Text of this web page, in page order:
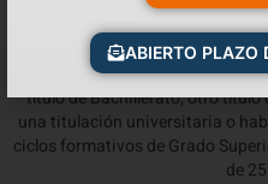
Para acceder a tuGrado
Enseñanza y Animación
título de Bachillerato, otro título
una titulación universitaria o
ciclos formativos de Grado
de
ABIERTO PLAZO